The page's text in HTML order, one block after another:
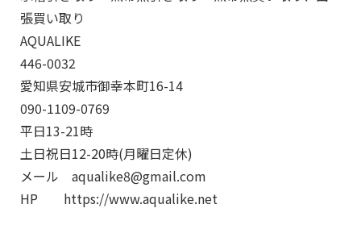
張買い取り
AQUALIKE
446-0032
愛知県安城市御幸本町16-14
090-1109-0769
平日13-21時
土日祝日12-20時(月曜日定休)
メール aqualike8@gmail.com
HP https://www.aqualike.net